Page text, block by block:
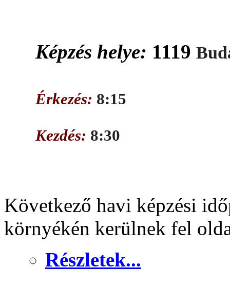
Képzés helye: 1119
Érkezés: 8:15
Kezdés: 8:30
Következő havi képzési
környékén kerülnek fel
Részletek...